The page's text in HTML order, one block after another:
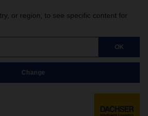
or region, to see specific content for
OK
Change